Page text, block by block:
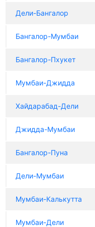
Дели-Бангалор
Бангалор-Мумбаи
Бангалор-Пхукет
Мумбаи-Джидда
Хайдарабад-Дели
Джидда-Мумбаи
Бангалор-Пуна
Дели-Мумбаи
Мумбаи-Калькутта
Мумбаи-Дели